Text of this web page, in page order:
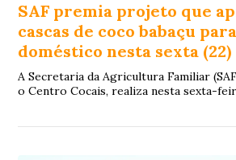
SAF premia projeto que
cascas de coco babaçu
doméstico nesta sexta (22)
A Secretaria da Agricultura Familiar
o Centro Cocais, realiza nesta sexta-